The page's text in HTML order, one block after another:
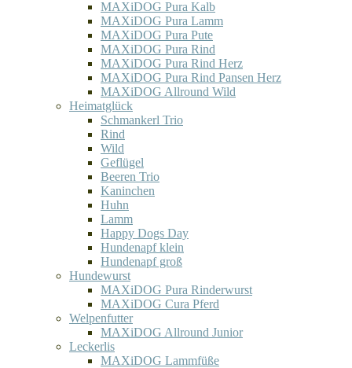
MAXiDOG Pura Kalb
MAXiDOG Pura Lamm
MAXiDOG Pura Pute
MAXiDOG Pura Rind
MAXiDOG Pura Rind Herz
MAXiDOG Pura Rind Pansen Herz
MAXiDOG Allround Wild
Heimatglück
Schmankerl Trio
Rind
Wild
Geflügel
Beeren Trio
Kaninchen
Huhn
Lamm
Happy Dogs Day
Hundenapf klein
Hundenapf groß
Hundewurst
MAXiDOG Pura Rinderwurst
MAXiDOG Cura Pferd
Welpenfutter
MAXiDOG Allround Junior
Leckerlis
MAXiDOG Lammfüße